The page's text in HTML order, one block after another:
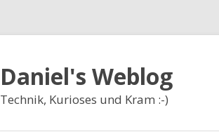
Daniel's Weblog
Technik, Kurioses und Kram :-)